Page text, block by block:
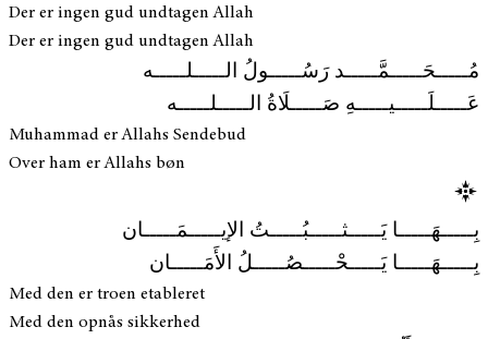
Der er ingen gud undtagen Allah
Der er ingen gud undtagen Allah
مُـــــحَـــــمَّـــــد رَسُـــــولُ الـــــلـــــه
عَـــــلَـــــيـــــهِ صَـــــلَاةُ الـــــلـــــه
Muhammad er Allahs Sendebud
Over ham er Allahs bøn
بِـــــهَـــــا يَـــــثـــــبُـــــتُ الإيـــــمَـــــان
بِـــــهَـــــا يَـــــحْـــــصُـــــلُ الأَمَـــــان
Med den er troen etableret
Med den opnås sikkerhed